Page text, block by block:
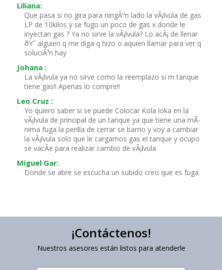
Liliana:
Que pasa si no gira para ningÃºn lado la vÃ¡lvula de gas
LP de 10kilos y se fugo un poco de gas x donde le
inyectan gas ? Ya no sirve la vÃ¡lvula? Lo acÃ¡ de llenar
ðŸ˜­ alguien q me diga q hizo o aquien llamar para ver q
soluciÃ³n hay
Johana :
La vÃ¡lvula ya no sirve como la reemplazo si m tanque
tiene gas!! Apenas lo compre!!
Leo Cruz :
Yo quiero saber si se puede Colocar Kola loka en la
vÃ¡lvula de principal de un tanque ya que tiene una mÃ­
nima fuga la perilla de cerrar se barrio y voy a cambiar
la vÃ¡lvula solo que le cargamos gas el tanque y ocupo
se vacÃ­e para realizar cambio de vÃ¡lvula
Miguel Gar:
Donde se abre se escucha un subido creo que es fuga
¡Contáctenos!
Nuestros asesores están listos para atenderle